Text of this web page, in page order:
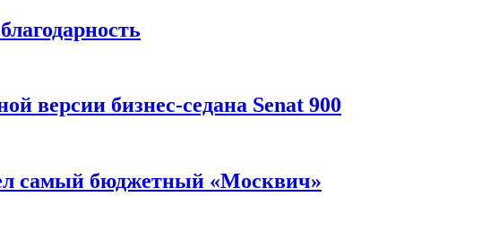
версии бизнес-седана Senat 900
самый бюджетный «Москвич»